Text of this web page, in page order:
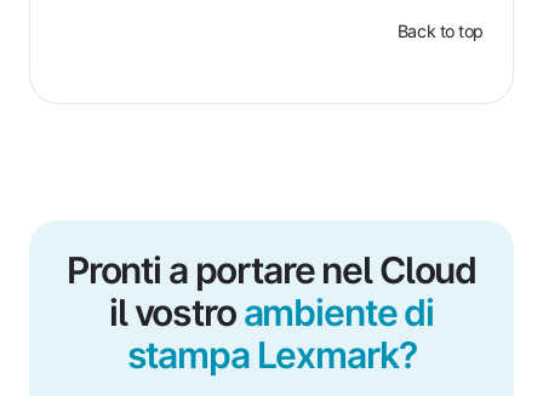
Back to top
Pronti a portare nel Cloud
il vostroambiente di
stampa Lexmark?